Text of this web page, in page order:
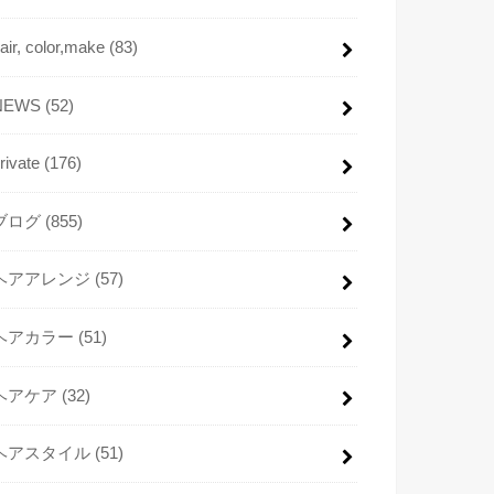
color,make (83)
(52)
(176)
ログ (855)
アアレンジ (57)
アカラー (51)
アケア (32)
アスタイル (51)